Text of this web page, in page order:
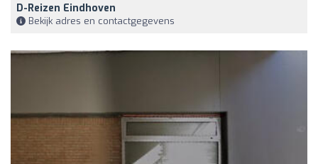
D-Reizen Eindhoven
Bekijk adres en contactgegevens